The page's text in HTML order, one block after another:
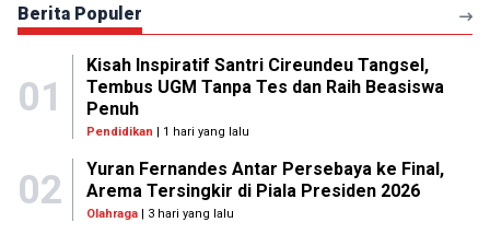
Berita Populer
01
Kisah Inspiratif Santri Cireundeu Tangsel,
Tembus UGM Tanpa Tes dan Raih Beasiswa
Penuh
Pendidikan | 1 hari yang lalu
02
Yuran Fernandes Antar Persebaya ke Final,
Arema Tersingkir di Piala Presiden 2026
Olahraga| 3 hari yang lalu